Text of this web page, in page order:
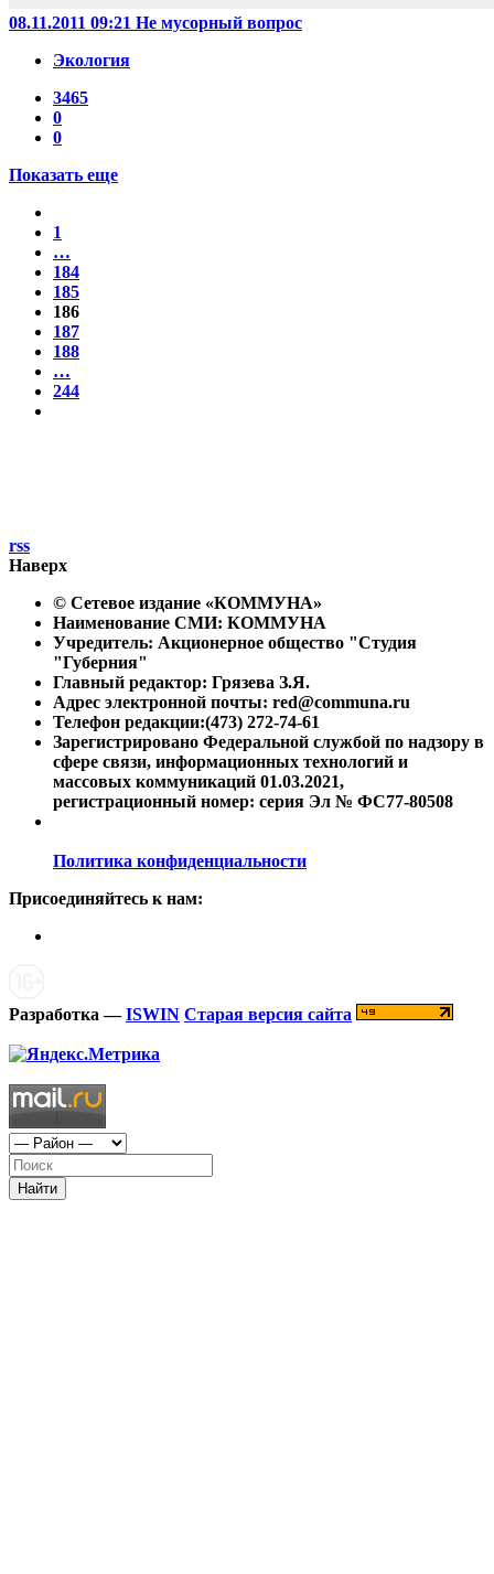
08.11.2011 09:21 Не мусорный вопрос
Экология
3465
0
0
Показать еще
1
…
184
185
186
187
188
…
244
rss
Наверх
© Сетевое издание «КОММУНА»
Наименование СМИ: КОММУНА
Учредитель: Акционерное общество "Студия
"Губерния"
Главный редактор: Грязева З.Я.
Адрес электронной почты: red@communa.ru
Телефон редакции:(473) 272-74-61
Зарегистрировано Федеральной службой по надзору в
сфере связи, информационных технологий и
массовых коммуникаций 01.03.2021,
регистрационный номер: серия Эл № ФС77-80508
Политика конфиденциальности
Присоединяйтесь к нам:
Разработка —ISWIN Старая версия сайта
Найти